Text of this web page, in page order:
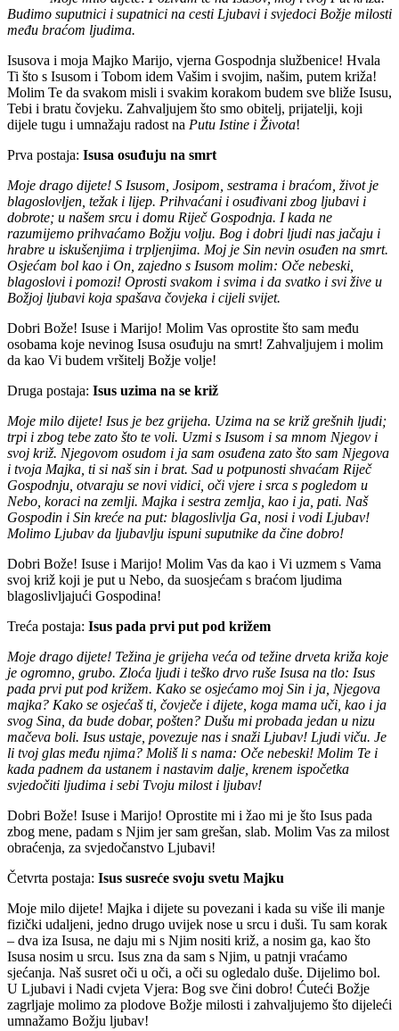
Budimo suputnici i supatnici na cesti Ljubavi i svjedoci Božje milosti
među braćom ljudima.
Isusova i moja Majko Marijo, vjerna Gospodnja službenice! Hvala
Ti što s Isusom i Tobom idem Vašim i svojim, našim, putem križa!
Molim Te da svakom misli i svakim korakom budem sve bliže Isusu,
Tebi i bratu čovjeku. Zahvaljujem što smo obitelj, prijatelji, koji
dijele tugu i umnažaju radost na Putu Istine i Života!
Prva postaja: Isusa osuđuju na smrt
Moje drago dijete! S Isusom, Josipom, sestrama i braćom, život je
blagoslovljen, težak i lijep. Prihvaćani i osuđivani zbog ljubavi i
dobrote; u našem srcu i domu Riječ Gospodnja. I kada ne
razumijemo prihvaćamo Božju volju. Bog i dobri ljudi nas jačaju i
hrabre u iskušenjima i trpljenjima. Moj je Sin nevin osuđen na smrt.
Osjećam bol kao i On, zajedno s Isusom molim: Oče nebeski,
blagoslovi i pomozi! Oprosti svakom i svima i da svatko i svi žive u
Božjoj ljubavi koja spašava čovjeka i cijeli svijet.
Dobri Bože! Isuse i Marijo! Molim Vas oprostite što sam među
osobama koje nevinog Isusa osuđuju na smrt! Zahvaljujem i molim
da kao Vi budem vršitelj Božje volje!
Druga postaja: Isus uzima na se križ
Moje milo dijete! Isus je bez grijeha. Uzima na se križ grešnih ljudi;
trpi i zbog tebe zato što te voli. Uzmi s Isusom i sa mnom Njegov i
svoj križ. Njegovom osudom i ja sam osuđena zato što sam Njegova
i tvoja Majka, ti si naš sin i brat. Sad u potpunosti shvaćam Riječ
Gospodnju, otvaraju se novi vidici, oči vjere i srca s pogledom u
Nebo, koraci na zemlji. Majka i sestra zemlja, kao i ja, pati. Naš
Gospodin i Sin kreće na put: blagoslivlja Ga, nosi i vodi Ljubav!
Molimo Ljubav da ljubavlju ispuni suputnike da čine dobro!
Dobri Bože! Isuse i Marijo! Molim Vas da kao i Vi uzmem s Vama
svoj križ koji je put u Nebo, da suosjećam s braćom ljudima
blagoslivljajući Gospodina!
Treća postaja: Isus pada prvi put pod križem
Moje drago dijete! Težina je grijeha veća od težine drveta križa koje
je ogromno, grubo. Zloća ljudi i teško drvo ruše Isusa na tlo: Isus
pada prvi put pod križem. Kako se osjećamo moj Sin i ja, Njegova
majka? Kako se osjećaš ti, čovječe i dijete, koga mama uči, kao i ja
svog Sina, da bude dobar, pošten? Dušu mi probada jedan u nizu
mačeva boli. Isus ustaje, povezuje nas i snaži Ljubav! Ljudi viču. Je
li tvoj glas među njima? Moliš li s nama: Oče nebeski! Molim Te i
kada padnem da ustanem i nastavim dalje, krenem ispočetka
svjedočiti ljudima i sebi Tvoju milost i ljubav!
Dobri Bože! Isuse i Marijo! Oprostite mi i žao mi je što Isus pada
zbog mene, padam s Njim jer sam grešan, slab. Molim Vas za milost
obraćenja, za svjedočanstvo Ljubavi!
Četvrta postaja: Isus susreće svoju svetu Majku
Moje milo dijete! Majka i dijete su povezani i kada su više ili manje
fizički udaljeni, jedno drugo uvijek nose u srcu i duši. Tu sam korak
– dva iza Isusa, ne daju mi s Njim nositi križ, a nosim ga, kao što
Isusa nosim u srcu. Isus zna da sam s Njim, u patnji vraćamo
sjećanja. Naš susret oči u oči, a oči su ogledalo duše. Dijelimo bol.
U Ljubavi i Nadi cvjeta Vjera: Bog sve čini dobro! Ćuteći Božje
zagrljaje molimo za plodove Božje milosti i zahvaljujemo što dijeleći
umnažamo Božju ljubav!